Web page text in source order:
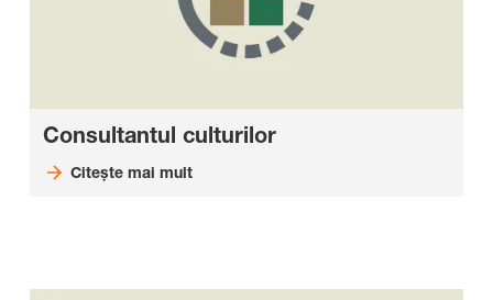
Consultantul culturilor
Citește mai mult